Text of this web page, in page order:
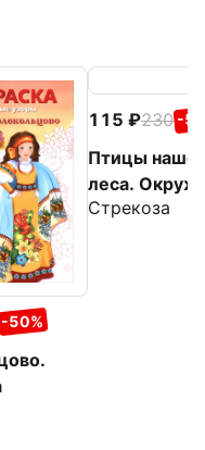
-50%
115 230 -
Птицы
леса.
мир.
Стрекоза